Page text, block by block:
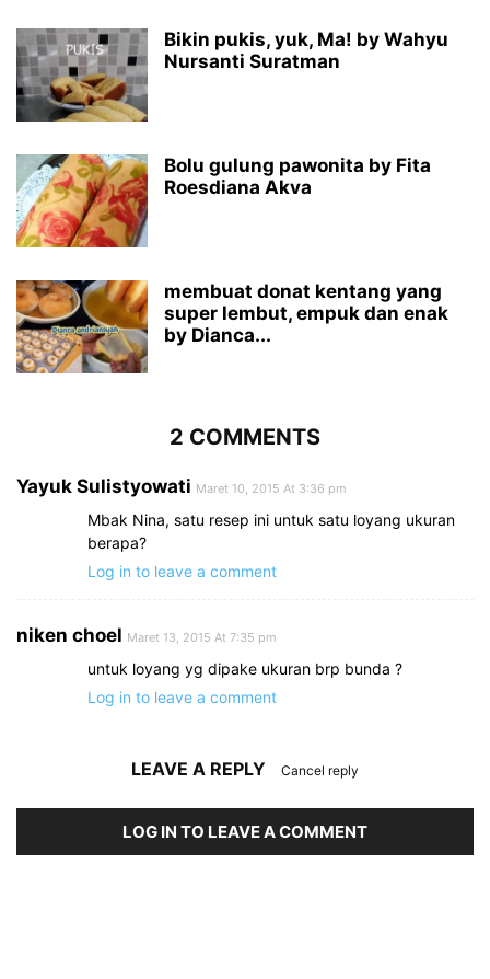
Bikin pukis, yuk, Ma! by Wahyu
Nursanti Suratman
Bolu gulung pawonita by Fita
Roesdiana Akva
membuat donat kentang yang
super lembut, empuk dan enak
by Dianca...
2 COMMENTS
Yayuk Sulistyowati Maret 10, 2015 At 3:36 pm
Mbak Nina, satu resep ini untuk satu loyang ukuran
berapa?
Log in to leave a comment
niken choel Maret 13, 2015 At 7:35 pm
untuk loyang yg dipake ukuran brp bunda ?
Log in to leave a comment
LEAVE A REPLY Cancel reply
LOG IN TO LEAVE A COMMENT